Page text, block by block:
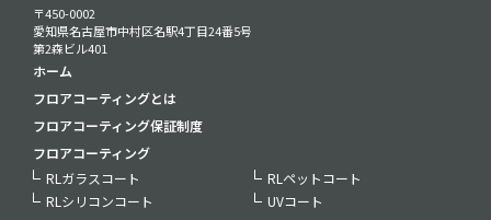
〒450-0002
愛知県名古屋市中村区名駅4丁目24番5号
第2森ビル401
ホーム
フロアコーティングとは
フロアコーティング保証制度
フロアコーティング
RLガラスコート
RLペットコート
RLシリコンコート
UVコート